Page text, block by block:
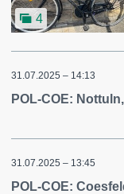
4
31.07.2025 – 14:13
POL-COE:
31.07.2025 – 13:45
POL-COE: